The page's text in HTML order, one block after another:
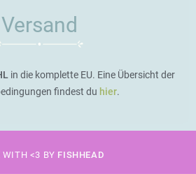
Versand
in die komplette EU. Eine Übersicht der
findest du hier.
WITH <3 BY FISHHEAD